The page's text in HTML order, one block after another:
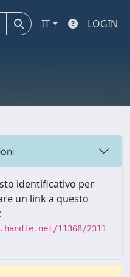
IT LOGIN
identificativo per
un link a questo
11368/2311